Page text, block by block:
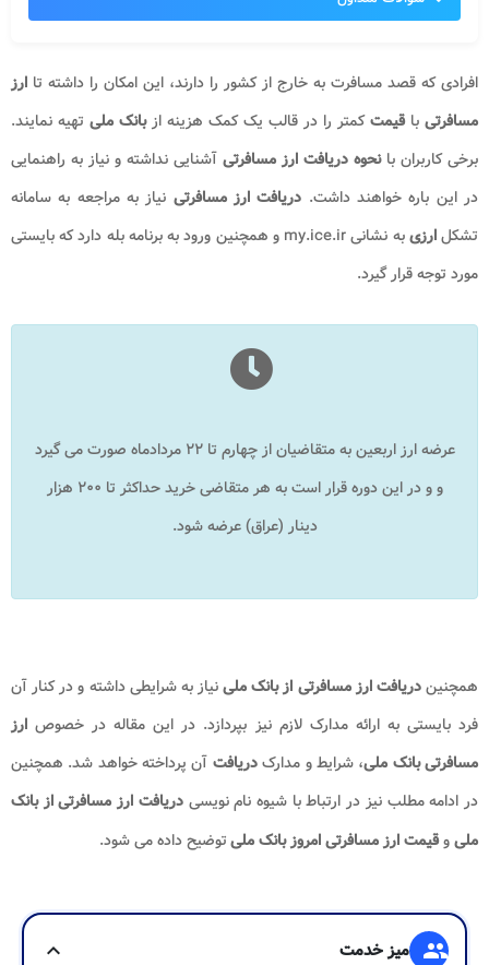
افرادی که قصد مسافرت به خارج از کشور را دارند، این امکان را داشته تا ارز
مسافرتی باقیمتکمتر را در قالب یک کمک هزینه ازبانک ملی تهیه نمایند.
برخی کاربران بانحوه دریافت ارز مسافرتی آشنایی نداشته و نیاز به راهنمایی
در این باره خواهند داشت. دریافت ارز مسافرتی نیاز به مراجعه به سامانه
تشکلارزیبه نشانیmy.ice.ir و همچنین ورود به برنامه بله دارد که بایستی
مورد توجه قرار گیرد.
عرضه ارز اربعین به متقاضیان از چهارم تا ۲۲ مردادماه صورت می‌ گیرد
و و در این دوره قرار است به هر متقاضی خرید حداکثر تا ۲۰۰ هزار
دینار (عراق) عرضه شود.
همچنیندریافت ارز مسافرتی از بانک ملینیاز به شرایطی داشته و در کنار آن
فرد بایستی به ارائه مدارک لازم نیز بپردازد. در این مقاله در خصوص ارز
مسافرتی بانک ملی، شرایط و مدارکدریافت آن پرداخته خواهد شد. همچنین
در ادامه مطلب نیز در ارتباط با شیوه نام نویسی دریافت ارز مسافرتی از بانک
ملیوقیمت ارز مسافرتی امروز بانک ملیتوضیح داده می شود.
group میز خدمت
expand_more